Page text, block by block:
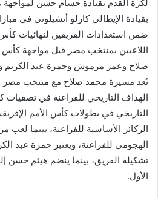
لكرة القدم بقيادة حسام حسن لمواجهة
صلاح وعمر مرموش وحمزة عبد الكريم
تُعد مسيرة محمد صلاح مع منتخب مصر
الهداف التاريخي للفراعنة في تصفيات
التاريخي في بطولات كأس الأمم
الركائز الأساسية للفراعنة، بينما
الهجومي للفراعنة، ويعتبر حمزة عبد
تشكيلة الفريق، بينما ينضم هيثم
الأول.